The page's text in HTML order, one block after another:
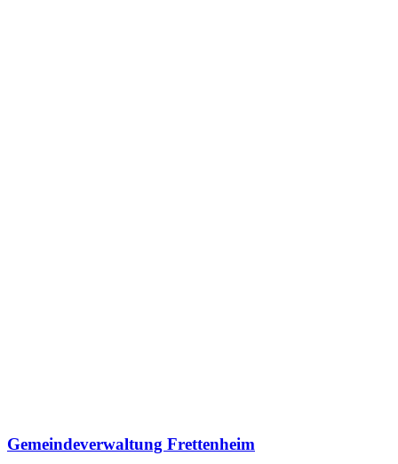
Gemeindeverwaltung Frettenheim